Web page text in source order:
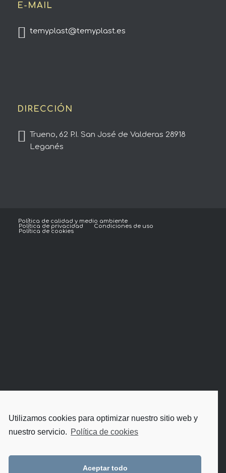
E-MAIL
temyplast@temyplast.es
DIRECCIÓN
Trueno, 62 P.I. San José de Valderas 28918
Leganés
Política de calidad y medio ambiente
Política de privacidad Condiciones de uso
Política de cookies
Utilizamos cookies para optimizar nuestro sitio web y
nuestro servicio. Política de cookies
Aceptar todo